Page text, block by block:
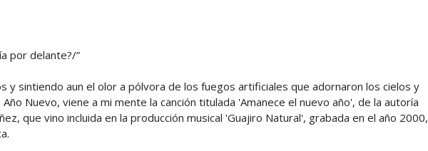
por delante?/”
y sintiendo aun el olor a pólvora de los fuegos artificiales que adornaron los cielos y
Nuevo, viene a mi mente la canción titulada 'Amanece el nuevo año', de la autoría
que vino incluida en la producción musical 'Guajiro Natural', grabada en el año 2000,